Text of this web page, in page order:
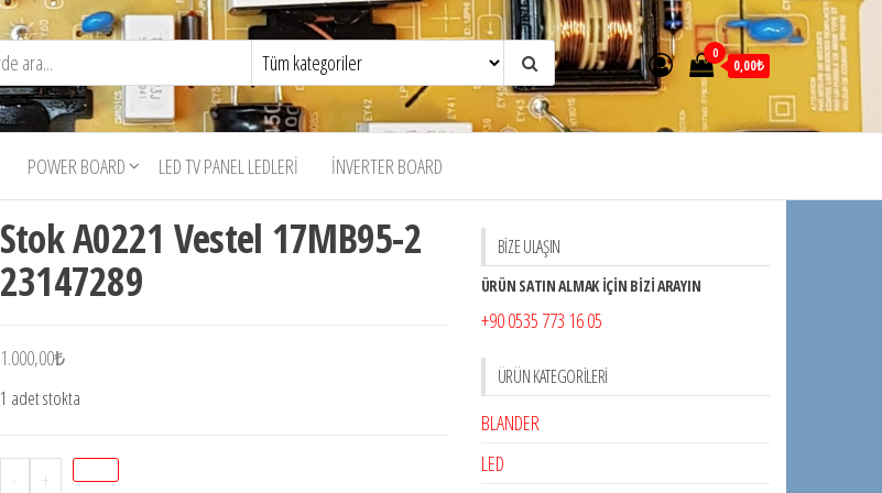
0
0,00₺
POWER BOARD LED TV PANEL LEDLERI İNVERTER BOARD
Stok A0221 Vestel 17MB95-2
23147289
1.000,00₺
1 adet stokta
-
Stok
+
BİZE ULAŞIN
ÜRÜN SATIN ALMAK İÇİN BİZİ ARAYIN
+90 0535 773 16 05
ÜRÜN KATEGORILERI
BLANDER
LED